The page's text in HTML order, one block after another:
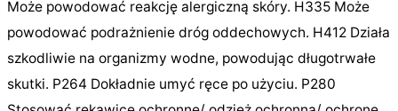
Może powodować reakcję alergiczną skóry. H335 Może
powodować podrażnienie dróg oddechowych. H412 Działa
szkodliwie na organizmy wodne, powodując długotrwałe
skutki. P264 Dokładnie umyć ręce po użyciu. P280